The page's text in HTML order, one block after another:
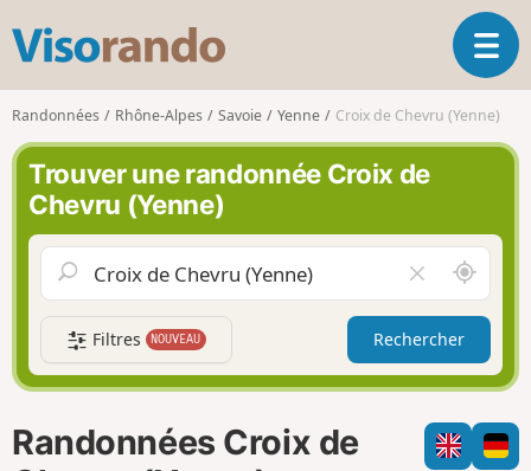
s
o
r
n
o
O
u
a
n
v
g
a
i
o
Randonnées Rhône-Alpes Savoie Yenne Croix de Chevru (Yenne)
Trouver une randonnée Croix de
Chevru (Yenne)
i
d
e
r
l
e
A
u
t
u
r
d
e
Filtres NOUVEAU Rechercher
Randonnées Croix de